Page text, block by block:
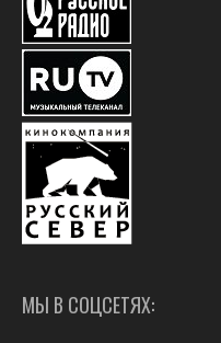
МЫ В СОЦСЕТЯХ: